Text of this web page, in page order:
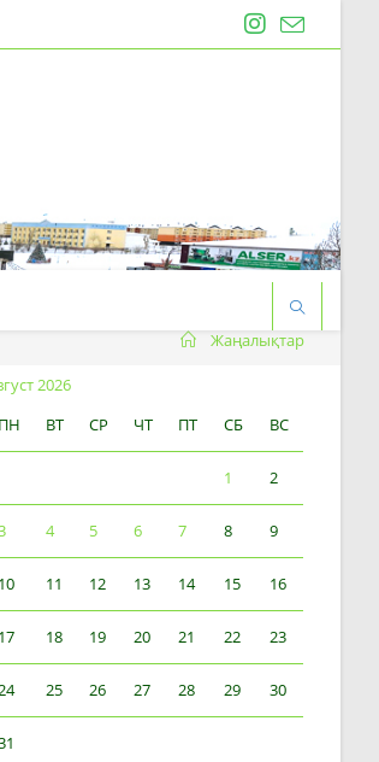
Жаңалықтар
2026
ПН
ВТ СР ЧТ ПТ СБ ВС
1 2
4 5 6 7 8 9
10 11 12 13 14 15 16
17 18 19 20 21 22 23
25 26 27 28 29 30